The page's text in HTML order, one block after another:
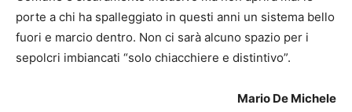
porte a chi ha spalleggiato in questi anni un sistema bello
fuori e marcio dentro. Non ci sarà alcuno spazio per i
sepolcri imbiancati “solo chiacchiere e distintivo”.
Mario De Michele